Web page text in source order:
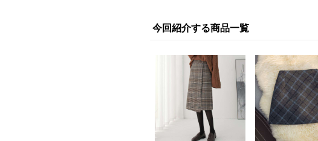
今回紹介する商品一覧